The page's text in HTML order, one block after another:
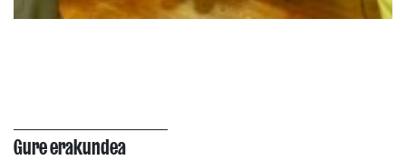
Gure erakundea